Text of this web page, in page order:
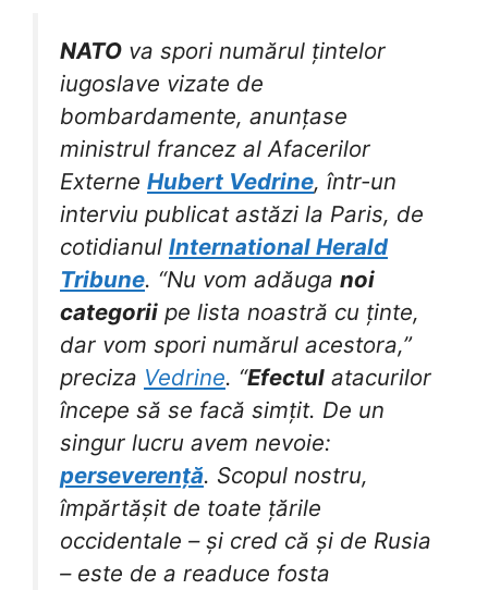
NATO va spori numărul țintelor
iugoslave vizate de
bombardamente, anunțase
ministrul francez al Afacerilor
Externe Hubert Vedrine, într-un
interviu publicat astăzi la Paris, de
cotidianul International Herald
Tribune. “Nu vom adăuga noi
categorii pe lista noastră cu ținte,
dar vom spori numărul acestora,”
preciza Vedrine. “Efectul atacurilor
începe să se facă simțit. De un
singur lucru avem nevoie:
perseverență. Scopul nostru,
împărtășit de toate țările
occidentale – și cred că și de Rusia
– este de a readuce fosta